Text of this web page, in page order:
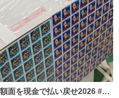
面を現金で払い戻せ2026 #日